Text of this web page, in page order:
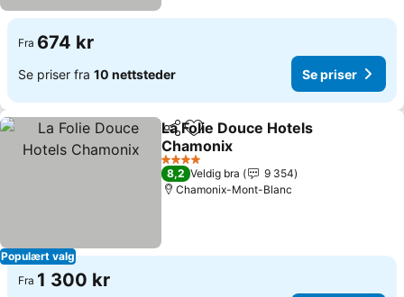
Fra 674 kr
Se priser fra 10 nettsteder Se priser
Populært valg
Del Legg til i favoritter
La Folie Douce Hotels
Chamonix
Se priser
4 Stjerner
8,2 Veldig bra
9 354
Chamonix-Mont-Blanc
Fra 1 300 kr